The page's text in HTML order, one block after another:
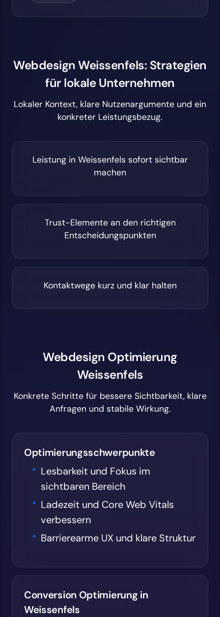
Webdesign Weissenfels: Strategien
für lokale Unternehmen
Lokaler Kontext, klare Nutzenargumente und ein
konkreter Leistungsbezug.
Leistung in Weissenfels sofort sichtbar
machen
Trust-Elemente an den richtigen
Entscheidungspunkten
Kontaktwege kurz und klar halten
Webdesign Optimierung
Weissenfels
Konkrete Schritte für bessere Sichtbarkeit, klare
Anfragen und stabile Wirkung.
Optimierungsschwerpunkte
Lesbarkeit und Fokus im
sichtbaren Bereich
Ladezeit und Core Web Vitals
verbessern
Barrierearme UX und klare Struktur
Conversion Optimierung in
Weissenfels